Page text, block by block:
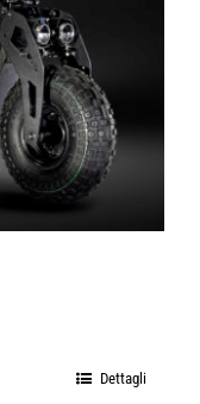
Dettagli